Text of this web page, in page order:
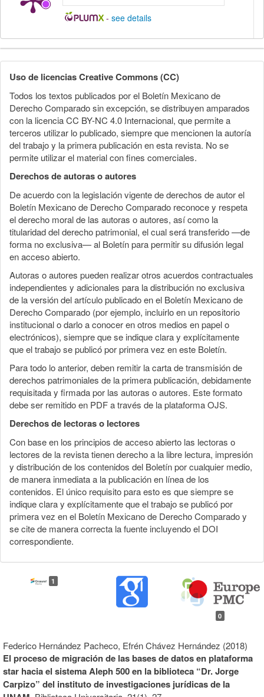
- see details
Detalles
del
artículo
Uso de licencias Creative Commons (CC)
Todos los textos publicados por el Boletín Mexicano de
Derecho Comparado sin excepción, se distribuyen amparados
con la licencia CC BY-NC 4.0 Internacional, que permite a
terceros utilizar lo publicado, siempre que mencionen la autoría
del trabajo y la primera publicación en esta revista. No se
permite utilizar el material con fines comerciales.
Derechos de autoras o autores
De acuerdo con la legislación vigente de derechos de autor el
Boletín Mexicano de Derecho Comparado reconoce y respeta
el derecho moral de las autoras o autores, así como la
titularidad del derecho patrimonial, el cual será transferido —de
forma no exclusiva— al Boletín para permitir su difusión legal
en acceso abierto.
Autoras o autores pueden realizar otros acuerdos contractuales
independientes y adicionales para la distribución no exclusiva
de la versión del artículo publicado en el Boletín Mexicano de
Derecho Comparado (por ejemplo, incluirlo en un repositorio
institucional o darlo a conocer en otros medios en papel o
electrónicos), siempre que se indique clara y explícitamente
que el trabajo se publicó por primera vez en este Boletín.
Para todo lo anterior, deben remitir la carta de transmisión de
derechos patrimoniales de la primera publicación, debidamente
requisitada y firmada por las autoras o autores. Este formato
debe ser remitido en PDF a través de la plataforma OJS.
Derechos de lectoras o lectores
Con base en los principios de acceso abierto las lectoras o
lectores de la revista tienen derecho a la libre lectura, impresión
y distribución de los contenidos del Boletín por cualquier medio,
de manera inmediata a la publicación en línea de los
contenidos. El único requisito para esto es que siempre se
indique clara y explícitamente que el trabajo se publicó por
primera vez en el Boletín Mexicano de Derecho Comparado y
se cite de manera correcta la fuente incluyendo el DOI
correspondiente.
1
0
Federico Hernández Pacheco, Efrén Chávez Hernández (2018)
El proceso de migración de las bases de datos en plataforma
star hacia el sistema Aleph 500 en la biblioteca “Dr. Jorge
Carpizo” del instituto de investigaciones jurídicas de la